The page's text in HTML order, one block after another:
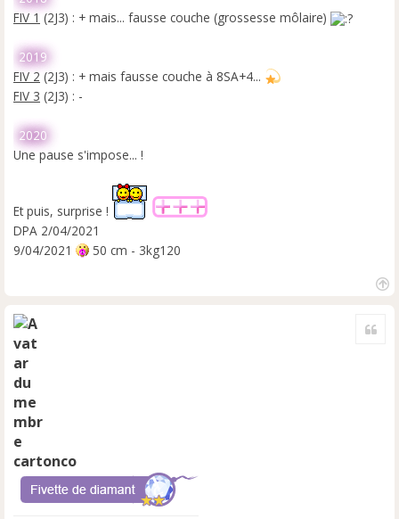
FIV 1 (2J3) : + mais... fausse couche (grossesse môlaire)
2019
FIV 2 (2J3) : + mais fausse couche à 8SA+4...
FIV 3 (2J3) : -
2020
Une pause s'impose... !
Et puis, surprise !
DPA 2/04/2021
9/04/2021
50 cm - 3kg120
cartonco